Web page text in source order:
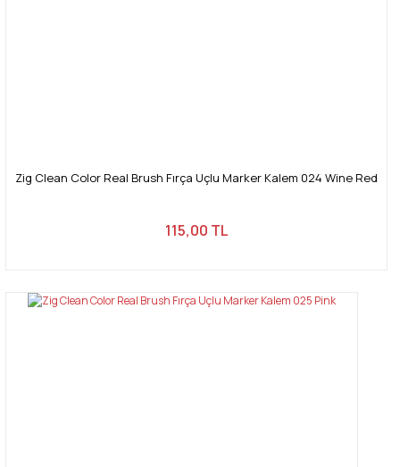
Zig Clean Color Real Brush Fırça Uçlu Marker Kalem 024 Wine Red
115,00 TL